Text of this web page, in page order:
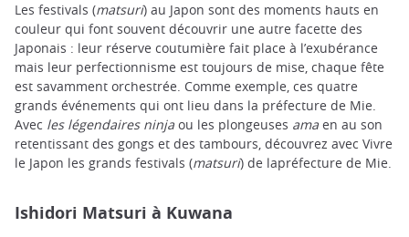
Les festivals (matsuri) au Japon sont des moments hauts en
couleur qui font souvent découvrir une autre facette des
Japonais : leur réserve coutumière fait place à l’exubérance
mais leur perfectionnisme est toujours de mise, chaque fête
est savamment orchestrée. Comme exemple, ces quatre
grands événements qui ont lieu dans la préfecture de Mie.
Avec les légendaires ninja ou les plongeuses ama en au son
retentissant des gongs et des tambours, découvrez avec Vivre
le Japon les grands festivals (matsuri) de lapréfecture de Mie.
Ishidori Matsuri à Kuwana